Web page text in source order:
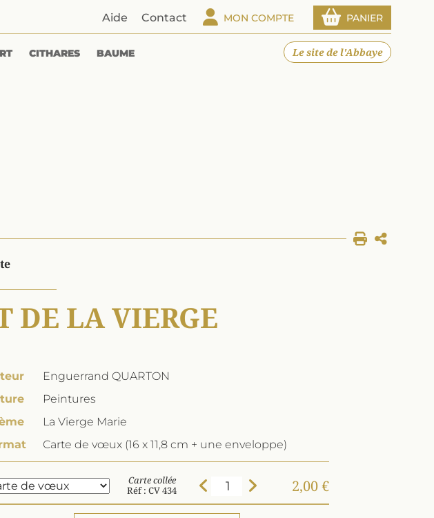
Aide Contact MON COMPTE PANIER
CITHARES BAUME Le site de l'Abbaye
DE LA VIERGE
Enguerrand QUARTON
Peintures
La Vierge Marie
Carte de vœux (16 x 11,8 cm + une enveloppe)
Carte collée
Réf : CV 434
2,00 €